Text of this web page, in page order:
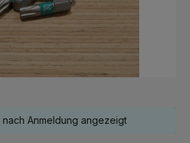
Anmeldung angezeigt